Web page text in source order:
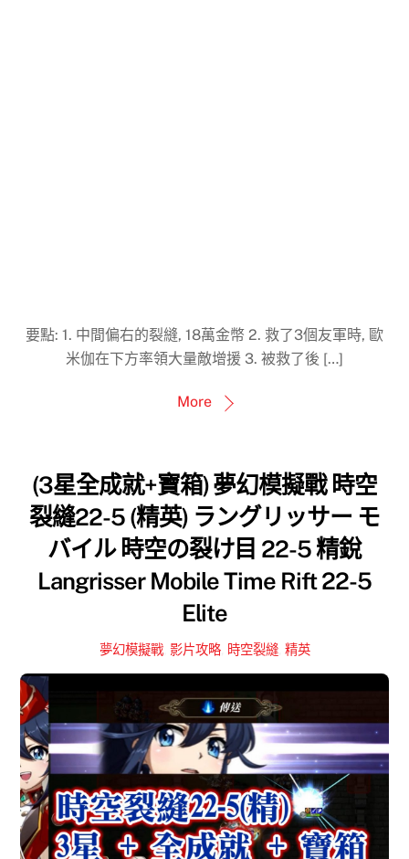
要點: 1. 中間偏右的裂縫, 18萬金幣 2. 救了3個友軍時, 歐
米伽在下方率領大量敵增援 3. 被救了後 […]
More
(3星全成就+寶箱) 夢幻模擬戰 時空
裂縫22-5 (精英) ラングリッサー モ
バイル 時空の裂け目 22-5 精銳
Langrisser Mobile Time Rift 22-5
Elite
夢幻模擬戰, 影片攻略, 時空裂縫, 精英